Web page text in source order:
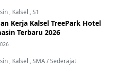
, Kalsel ,S1
Kerja Kalsel TreePark Hotel
Terbaru 2026
, Kalsel ,SMA / Sederajat